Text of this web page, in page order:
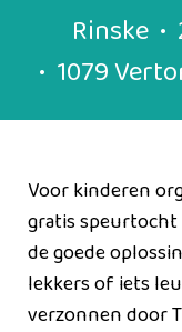
Rinske
1079
Voor kinderen
gratis
de goede
lekkers of iets
verzonnen door